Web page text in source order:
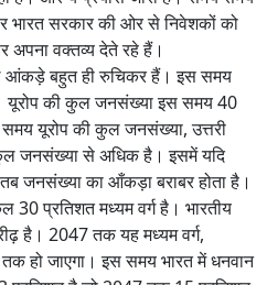
भारत सरकार की ओर से निवेशकों को
अपना वक्तव्य देते रहे हैं।
आंकड़े बहुत ही रुचिकर हैं। इस समय
यूरोप की कुल जनसंख्या इस समय 40
यूरोप की कुल जनसंख्या, उत्तरी
जनसंख्या से अधिक है। इसमें यदि
जनसंख्या का आँकड़ा बराबर होता है।
प्रतिशत मध्यम वर्ग है। भारतीय
है। 2047 तक यह मध्यम वर्ग,
हो जाएगा। इस समय भारत में धनवान